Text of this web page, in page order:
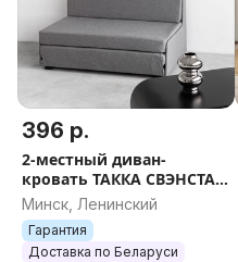
396 р.
2-местный диван-
кровать ТАККА СВЭНСТА
(от производителя ИКЕА
IKEA)
Минск, Ленинский
Гарантия
Доставка по Беларуси